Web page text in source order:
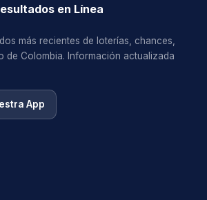
en Línea
más recientes de loterías, chances,
de Colombia. Información actualizada
App